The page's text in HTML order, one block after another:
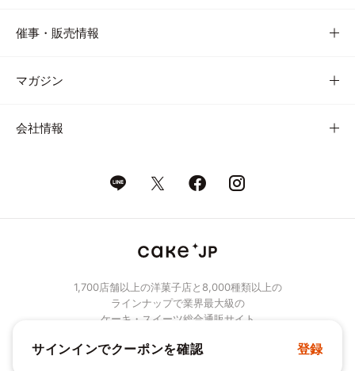
催事・販売情報
マガジン
会社情報
1,700店舗以上の洋菓子店と8,000種類以上の
ラインナップで業界最大級の
ケーキ・スイーツ総合通販サイト
© Cake.jp Co., Ltd.
サインインでクーポンを確認 登録